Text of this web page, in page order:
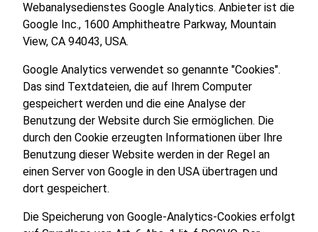
Webanalysedienstes Google Analytics. Anbieter ist die
Google Inc., 1600 Amphitheatre Parkway, Mountain
View, CA 94043, USA.
Google Analytics verwendet so genannte "Cookies".
Das sind Textdateien, die auf Ihrem Computer
gespeichert werden und die eine Analyse der
Benutzung der Website durch Sie ermöglichen. Die
durch den Cookie erzeugten Informationen über Ihre
Benutzung dieser Website werden in der Regel an
einen Server von Google in den USA übertragen und
dort gespeichert.
Die Speicherung von Google-Analytics-Cookies erfolgt